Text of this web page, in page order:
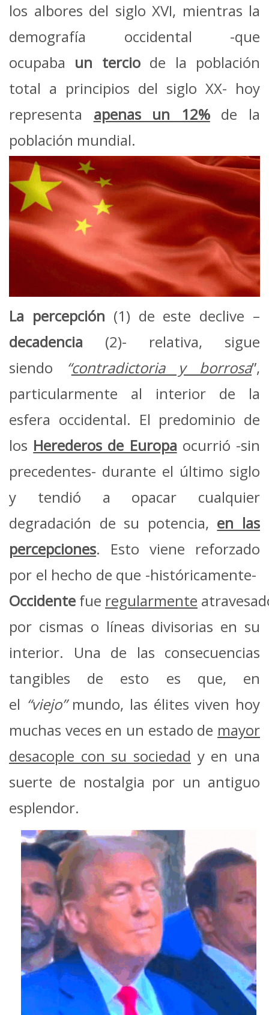
los albores del siglo XVI, mientras la
demografía occidental -que
ocupaba un terciode la población
total a principios del siglo XX- hoy
representa apenas un 12%de la
población mundial.
La percepción (1) de este declive –
decadencia (2)- relativa, sigue
siendo
“contradictoria y borrosa”,
particularmente al interior de la
esfera occidental. El predominio de
los Herederos de Europa ocurrió -sin
precedentes- durante el último siglo
y tendió a opacar cualquier
degradación de su potencia, en las
percepciones. Esto viene reforzado
por el hecho de que -históricamente-
Occidente fue regularmente
por cismas o líneas divisorias en su
interior. Una de las consecuencias
tangibles de esto es que, en
el “viejo”mundo, las élites viven hoy
muchas veces en un estado de mayor
desacople con su sociedad y en una
suerte de nostalgia por un antiguo
esplendor.